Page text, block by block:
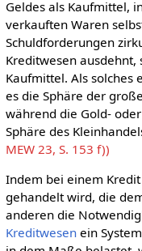
Geldes als Kaufmittel,
verkauften Waren
Schuldforderungen
Kreditwesen ausdehnt,
Kaufmittel. Als solches
es die Sphäre der
während die Gold-
Sphäre des
MEW 23, S. 153 f))
Indem bei einem
gehandelt wird, die
anderen die
Kreditwesenein